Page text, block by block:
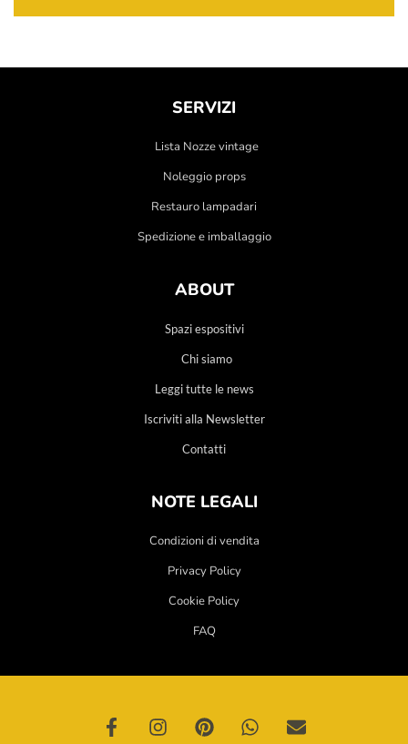
SERVIZI
Lista Nozze vintage
Noleggio props
Restauro lampadari
Spedizione e imballaggio
ABOUT
Spazi espositivi
Chi siamo
Leggi tutte le news
Iscriviti alla Newsletter
Contatti
NOTE LEGALI
Condizioni di vendita
Privacy Policy
Cookie Policy
FAQ